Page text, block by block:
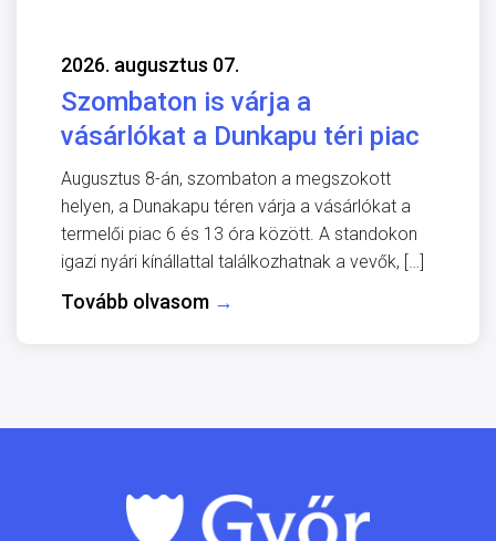
2026. augusztus 07.
Szombaton is várja a
vásárlókat a Dunkapu téri piac
Augusztus 8-án, szombaton a megszokott
helyen, a Dunakapu téren várja a vásárlókat a
termelői piac 6 és 13 óra között. A standokon
igazi nyári kínállattal találkozhatnak a vevők, […]
Tovább olvasom →